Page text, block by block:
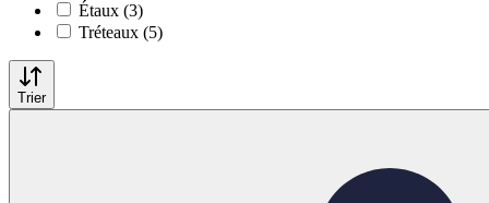
Étaux (3)
Tréteaux (5)
Trier